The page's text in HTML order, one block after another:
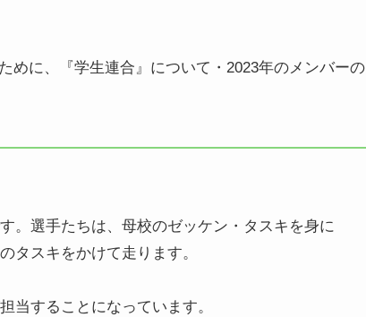
めに、『学生連合』について・2023年のメンバーの
。選手たちは、母校のゼッケン・タスキを身に
タスキをかけて走ります。
当することになっています。